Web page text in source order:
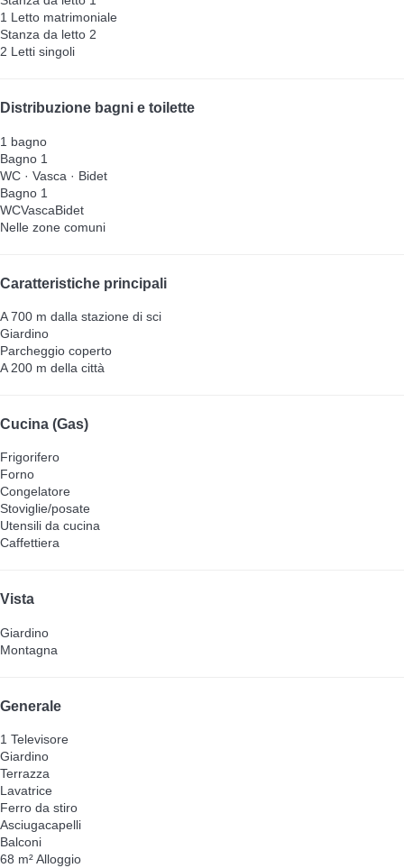
1 Letto matrimoniale
Stanza da letto 2
2 Letti singoli
Distribuzione bagni e toilette
1 bagno
Bagno 1
WC · Vasca · Bidet
Bagno 1
WCVascaBidet
Nelle zone comuni
Caratteristiche principali
A 700 m dalla stazione di sci
Giardino
Parcheggio coperto
A 200 m della città
Cucina (Gas)
Frigorifero
Forno
Congelatore
Stoviglie/posate
Utensili da cucina
Caffettiera
Vista
Giardino
Montagna
Generale
1 Televisore
Giardino
Terrazza
Lavatrice
Ferro da stiro
Asciugacapelli
Balconi
68 m² Alloggio